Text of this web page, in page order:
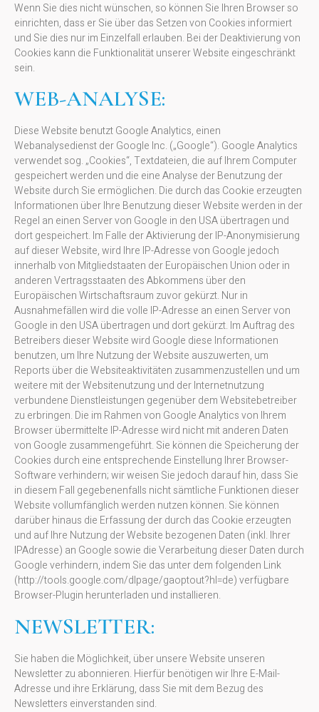
Wenn Sie dies nicht wünschen, so können Sie Ihren Browser so
einrichten, dass er Sie über das Setzen von Cookies informiert
und Sie dies nur im Einzelfall erlauben. Bei der Deaktivierung von
Cookies kann die Funktionalität unserer Website eingeschränkt
sein.
WEB-ANALYSE:
Diese Website benutzt Google Analytics, einen
Webanalysedienst der Google Inc. („Google“). Google Analytics
verwendet sog. „Cookies“, Textdateien, die auf Ihrem Computer
gespeichert werden und die eine Analyse der Benutzung der
Website durch Sie ermöglichen. Die durch das Cookie erzeugten
Informationen über Ihre Benutzung dieser Website werden in der
Regel an einen Server von Google in den USA übertragen und
dort gespeichert. Im Falle der Aktivierung der IP-Anonymisierung
auf dieser Website, wird Ihre IP-Adresse von Google jedoch
innerhalb von Mitgliedstaaten der Europäischen Union oder in
anderen Vertragsstaaten des Abkommens über den
Europäischen Wirtschaftsraum zuvor gekürzt. Nur in
Ausnahmefällen wird die volle IP-Adresse an einen Server von
Google in den USA übertragen und dort gekürzt. Im Auftrag des
Betreibers dieser Website wird Google diese Informationen
benutzen, um Ihre Nutzung der Website auszuwerten, um
Reports über die Websiteaktivitäten zusammenzustellen und um
weitere mit der Websitenutzung und der Internetnutzung
verbundene Dienstleistungen gegenüber dem Websitebetreiber
zu erbringen. Die im Rahmen von Google Analytics von Ihrem
Browser übermittelte IP-Adresse wird nicht mit anderen Daten
von Google zusammengeführt. Sie können die Speicherung der
Cookies durch eine entsprechende Einstellung Ihrer Browser-
Software verhindern; wir weisen Sie jedoch darauf hin, dass Sie
in diesem Fall gegebenenfalls nicht sämtliche Funktionen dieser
Website vollumfänglich werden nutzen können. Sie können
darüber hinaus die Erfassung der durch das Cookie erzeugten
und auf Ihre Nutzung der Website bezogenen Daten (inkl. Ihrer
IPAdresse) an Google sowie die Verarbeitung dieser Daten durch
Google verhindern, indem Sie das unter dem folgenden Link
(http://tools.google.com/dlpage/gaoptout?hl=de) verfügbare
Browser-Plugin herunterladen und installieren.
NEWSLETTER:
Sie haben die Möglichkeit, über unsere Website unseren
Newsletter zu abonnieren. Hierfür benötigen wir Ihre E-Mail-
Adresse und ihre Erklärung, dass Sie mit dem Bezug des
Newsletters einverstanden sind.